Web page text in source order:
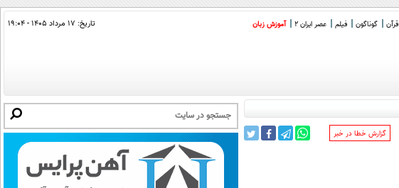
قرآن گوناگون فیلم عصر ایران 2 آموزش زبان تاریخ: ۱۷ مرداد ۱۴۰۵ - ۱۹:۰۴
‌گزارش خطا در خبر